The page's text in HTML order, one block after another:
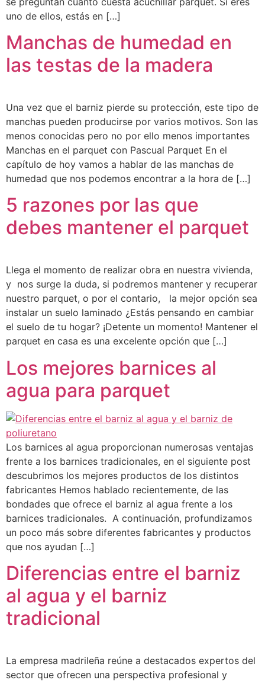
uno de ellos, estás en […]
Manchas de humedad en
las testas de la madera
Una vez que el barniz pierde su protección, este tipo de
manchas pueden producirse por varios motivos. Son las
menos conocidas pero no por ello menos importantes
Manchas en el parquet con Pascual Parquet En el
capítulo de hoy vamos a hablar de las manchas de
humedad que nos podemos encontrar a la hora de […]
5 razones por las que
debes mantener el parquet
Llega el momento de realizar obra en nuestra vivienda,
y nos surge la duda, si podremos mantener y recuperar
nuestro parquet, o por el contario, la mejor opción sea
instalar un suelo laminado ¿Estás pensando en cambiar
el suelo de tu hogar? ¡Detente un momento! Mantener el
parquet en casa es una excelente opción que […]
Los mejores barnices al
agua para parquet
Los barnices al agua proporcionan numerosas ventajas
frente a los barnices tradicionales, en el siguiente post
descubrimos los mejores productos de los distintos
fabricantes Hemos hablado recientemente, de las
bondades que ofrece el barniz al agua frente a los
barnices tradicionales. A continuación, profundizamos
un poco más sobre diferentes fabricantes y productos
que nos ayudan […]
Diferencias entre el barniz
al agua y el barniz
tradicional
La empresa madrileña reúne a destacados expertos del
sector que ofrecen una perspectiva profesional y